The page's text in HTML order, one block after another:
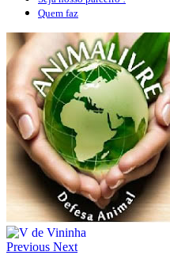
Quem faz
Previous Next